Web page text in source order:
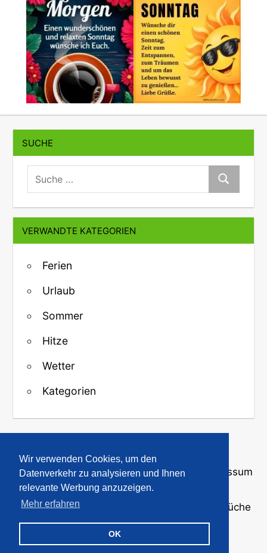
Wir verwenden Cookies, um den
Datenverkehr zu analysieren und Ihnen
relevante Werbung anzuzeigen.
Mehr erfahren
OK
SUCHE
suche:
Suche
VERWANDTE KATEGORIEN
Ferien
Urlaub
Sommer
Hitze
Wetter
Kategorien
↑ Zurück zum Anfang
Über uns·Kontakt·Datenschutz Impressum
© 2008-2026
· Bilder und Sprüche
für WhatsApp und Profile